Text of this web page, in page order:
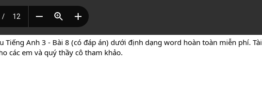
Tiếng Anh 3 - Bài 8 (có đáp án) dưới định dạng word hoàn toàn miễn phí. Tài
các em và quý thầy cô tham khảo.